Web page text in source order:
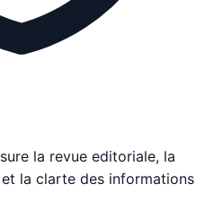
la revue editoriale, la
la clarte des informations